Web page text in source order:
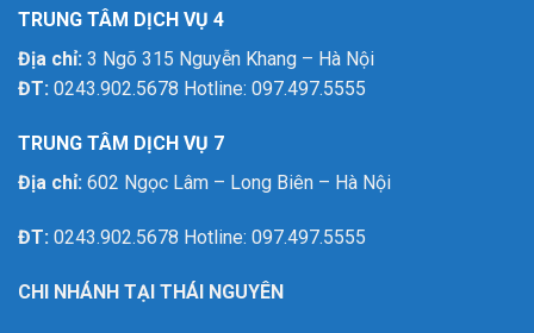
TRUNG TÂM DỊCH VỤ 4
Địa chỉ: 3 Ngõ 315 Nguyễn Khang – Hà Nội
ĐT: 0243.902.5678 Hotline: 097.497.5555
TRUNG TÂM DỊCH VỤ 7
Địa chỉ: 602 Ngọc Lâm – Long Biên – Hà Nội
ĐT: 0243.902.5678 Hotline: 097.497.5555
CHI NHÁNH TẠI THÁI NGUYÊN